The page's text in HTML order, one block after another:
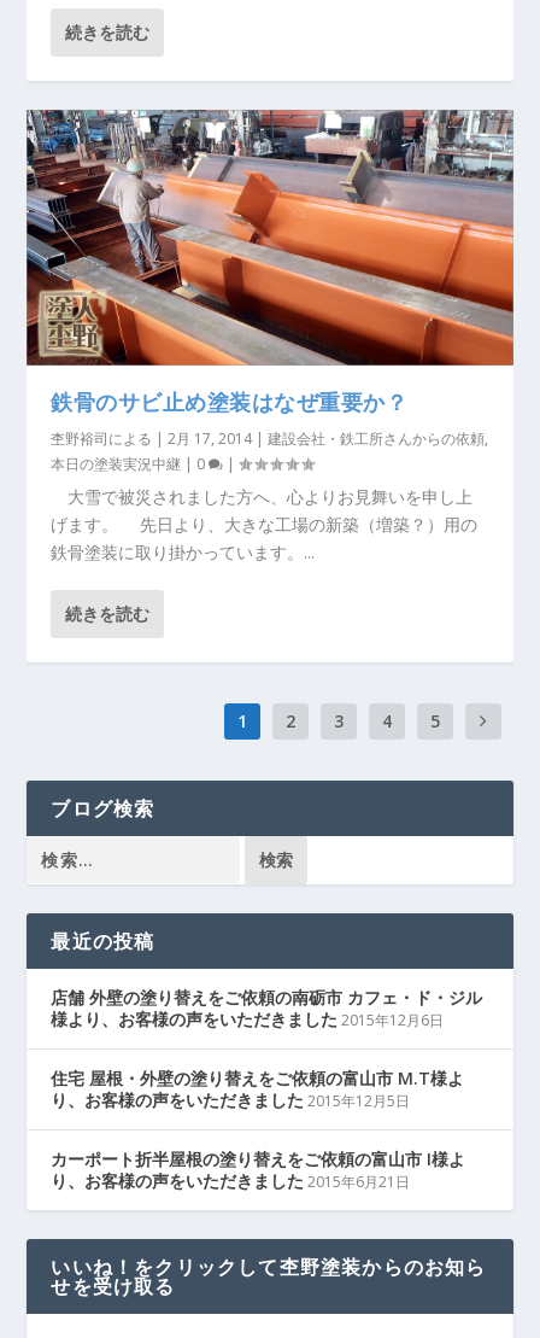
続きを読む
鉄骨のサビ止め塗装はなぜ重要か？
杢野裕司による |2月 17, 2014|建設会社・鉄工所さんからの依頼,
本日の塗装実況中継 | 0 |
大雪で被災されました方へ、心よりお見舞いを申し上
げます。 先日より、大きな工場の新築（増築？）用の
鉄骨塗装に取り掛かっています。...
続きを読む
1 2 3 4 5
ブログ検索
最近の投稿
店舗 外壁の塗り替えをご依頼の南砺市 カフェ・ド・ジル
様より、お客様の声をいただきました 2015年12月6日
住宅 屋根・外壁の塗り替えをご依頼の富山市 M.T様よ
り、お客様の声をいただきました 2015年12月5日
カーポート折半屋根の塗り替えをご依頼の富山市 I様よ
り、お客様の声をいただきました 2015年6月21日
いいね！をクリックして杢野塗装からのお知ら
せを受け取る